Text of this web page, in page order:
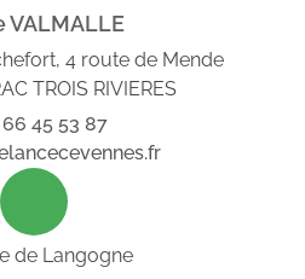
VALMALLE
4 route de Mende
TROIS RIVIERES
66 45 53 87
de Langogne